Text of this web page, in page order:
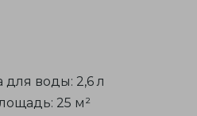
воды: 2,6 л
25 м²